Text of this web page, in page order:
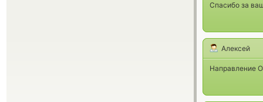
Спасибо за
Алексей
Направление